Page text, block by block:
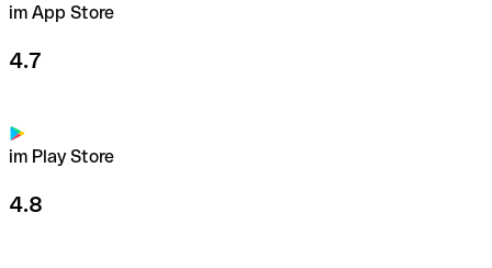
im App Store
4.7
im Play Store
4.8